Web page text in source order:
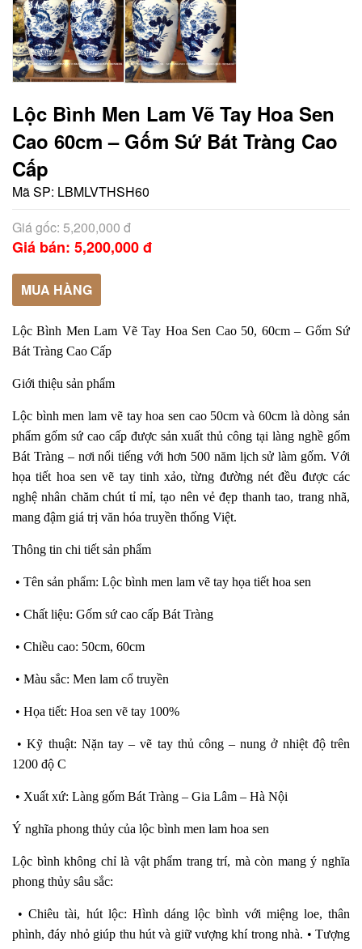
Lộc Bình Men Lam Vẽ Tay Hoa Sen
Cao 60cm – Gốm Sứ Bát Tràng Cao
Cấp
Mã SP: LBMLVTHSH60
Giá gốc: 5,200,000 đ
Giá bán: 5,200,000 đ
MUA HÀNG
Lộc Bình Men Lam Vẽ Tay Hoa Sen Cao 50, 60cm – Gốm Sứ
Bát Tràng Cao Cấp
Giới thiệu sản phẩm
Lộc bình men lam vẽ tay hoa sen cao 50cm và 60cm là dòng sản
phẩm gốm sứ cao cấp được sản xuất thủ công tại làng nghề gốm
Bát Tràng – nơi nổi tiếng với hơn 500 năm lịch sử làm gốm. Với
họa tiết hoa sen vẽ tay tinh xảo, từng đường nét đều được các
nghệ nhân chăm chút tỉ mỉ, tạo nên vẻ đẹp thanh tao, trang nhã,
mang đậm giá trị văn hóa truyền thống Việt.
Thông tin chi tiết sản phẩm
• Tên sản phẩm: Lộc bình men lam vẽ tay họa tiết hoa sen
• Chất liệu: Gốm sứ cao cấp Bát Tràng
• Chiều cao: 50cm, 60cm
• Màu sắc: Men lam cổ truyền
• Họa tiết: Hoa sen vẽ tay 100%
• Kỹ thuật: Nặn tay – vẽ tay thủ công – nung ở nhiệt độ trên
1200 độ C
• Xuất xứ: Làng gốm Bát Tràng – Gia Lâm – Hà Nội
Ý nghĩa phong thủy của lộc bình men lam hoa sen
Lộc bình không chỉ là vật phẩm trang trí, mà còn mang ý nghĩa
phong thủy sâu sắc:
• Chiêu tài, hút lộc: Hình dáng lộc bình với miệng loe, thân
phình, đáy nhỏ giúp thu hút và giữ vượng khí trong nhà. • Tượng